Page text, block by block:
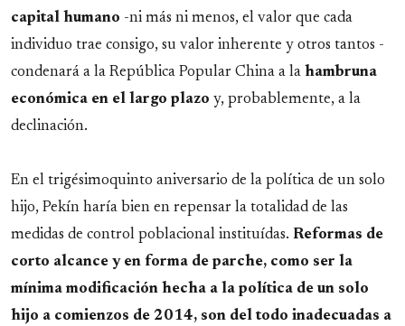
capital humano -ni más ni menos, el valor que cada
individuo trae consigo, su valor inherente y otros tantos -
condenará a la República Popular China a la hambruna
económica en el largo plazo y, probablemente, a la
declinación.
En el trigésimoquinto aniversario de la política de un solo
hijo, Pekín haría bien en repensar la totalidad de las
medidas de control poblacional instituídas. Reformas de
corto alcance y en forma de parche, como ser la
mínima modificación hecha a la política de un solo
hijo a comienzos de 2014, son del todo inadecuadas a